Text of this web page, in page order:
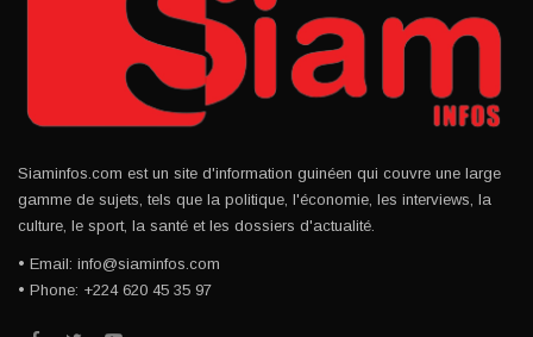
Siaminfos.com est un site d'information guinéen qui couvre une large
gamme de sujets, tels que la politique, l'économie, les interviews, la
culture, le sport, la santé et les dossiers d'actualité.
• Email: info@siaminfos.com
• Phone: +224 620 45 35 97